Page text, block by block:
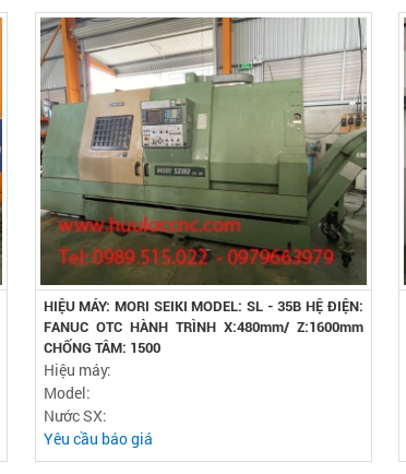
HIỆU MÁY: MORI SEIKI MODEL: SL - 35B HỆ ĐIỆN:
FANUC OTC HÀNH TRÌNH X:480mm/ Z:1600mm
CHỐNG TÂM: 1500
Hiệu máy:
Model:
Nước SX:
Yêu cầu báo giá